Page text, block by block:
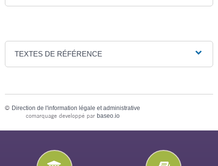
TEXTES DE RÉFÉRENCE
© Direction de l'information légale et administrative
comarquage developpé par baseo.io